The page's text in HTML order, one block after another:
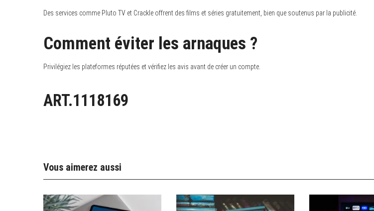
Des services comme Pluto TV et Crackle offrent des films et séries gratuitement, bien que soutenus par la publicité.
Comment éviter les arnaques ?
Privilégiez les plateformes réputées et vérifiez les avis avant de créer un compte.
ART.1118169
Vous aimerez aussi